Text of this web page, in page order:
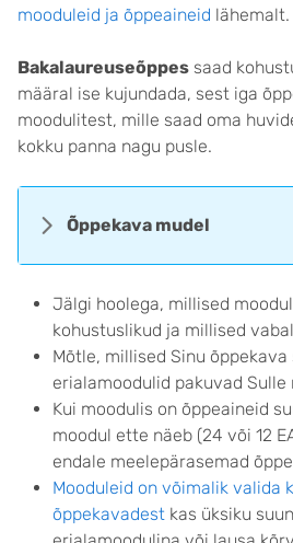
mooduleid ja õppeaineid lähemalt.
Bakalaureuseõppes saad
määral ise kujundada, sest iga
moodulitest, mille saad oma
kokku panna nagu pusle.
Õppekava mudel
Jälgi hoolega, millised
kohustuslikud ja millised
Mõtle, millised Sinu
erialamoodulid pakuvad Sulle
Kui moodulis on õppeaineid
moodul ette näeb (24 või 12
endale meelepärasemad
Mooduleid on võimalik valida
õppekavadest kas üksiku